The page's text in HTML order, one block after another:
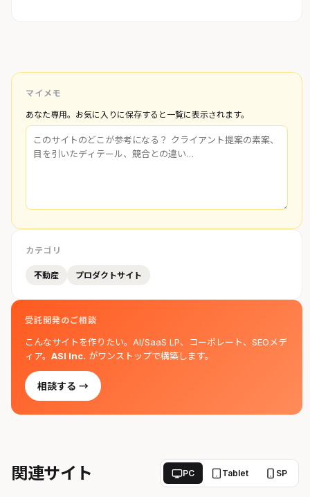
マイメモ
あなた専用。お気に入りに保存すると一覧に表示されます。
カテゴリ
不動産 プロダクトサイト
受託開発のご相談
こんなサイトを作りたい。AI/SaaS LP、コーポレート、SEOメデ
ィア。 ASI Inc. がワンストップで構築します。
相談する →
関連サイト PC Tablet SP